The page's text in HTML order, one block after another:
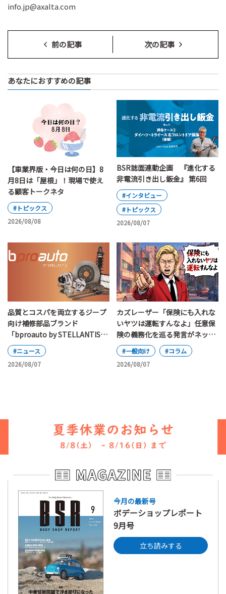
info.jp@axalta.com
前の記事 次の記事
あなたにおすすめの記事
【車業界版・今日は何の日】8
月8日は「屋根」！現場で使え
る顧客トークネタ
#トピックス
2026/08/08
BSR誌面連動企画 『進化する
非電流引き出し鈑金』 第6回
#インタビュー
#トピックス
2026/08/07
品質とコスパを両立するジープ
向け補修部品ブランド
「bproauto by STELLANTIS」
が日本上陸
#ニュース
2026/08/07
カズレーザー「保険にも入れな
いヤツは運転すんなよ」任意保
険の義務化を巡る発言がネット
で大論争
#一般向け
#コラム
2026/08/07
今月の最新号
ボデーショップレポート
9月号
立ち読みする